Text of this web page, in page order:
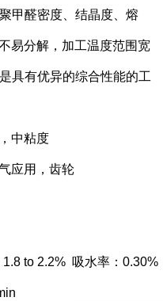
甲醛密度、结晶度、熔
易分解，加工温度范围宽
具有优异的综合性能的工
中粘度
应用，齿轮
to 2.2% 吸水率：0.30%